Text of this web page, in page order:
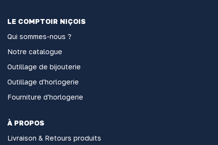
LE COMPTOIR NIÇOIS
Qui sommes-nous ?
Notre catalogue
Outillage de bijouterie
Outillage d'horlogerie
Fourniture d'horlogerie
À PROPOS
Livraison & Retours produits